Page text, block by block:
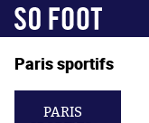
Paris sportifs
PARIS